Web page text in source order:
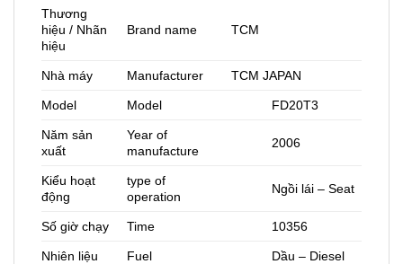
Thương
hiệu / Nhãn
hiệu
Brand name TCM
Nhà máy Manufacturer TCM JAPAN
Model Model FD20T3
Năm sản
xuất
Year of
manufacture
2006
Kiểu hoạt
động
type of
operation
Ngồi lái – Seat
Số giờ chạy Time 10356
Nhiên liệu Fuel Dầu – Diesel